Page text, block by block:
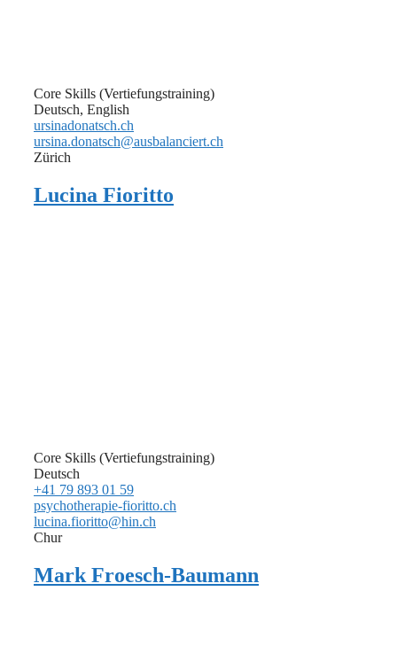
Core Skills (Vertiefungstraining)
Deutsch, English
ursinadonatsch.ch
ursina.donatsch@ausbalanciert.ch
Zürich
Lucina Fioritto
Core Skills (Vertiefungstraining)
Deutsch
+41 79 893 01 59
psychotherapie-fioritto.ch
lucina.fioritto@hin.ch
Chur
Mark Froesch-Baumann